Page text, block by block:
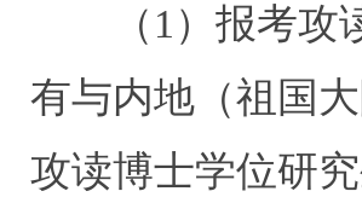
（ 1 ）报考攻
有与内地（祖国
攻读博士学位研